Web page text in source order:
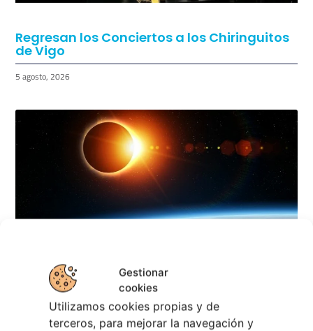
Gestionar
cookies
Utilizamos cookies propias y de
terceros, para mejorar la navegación y
Regresan los Conciertos a los Chiringuitos
de Vigo
5 agosto, 2026
Eclipse Solar 2026 en Vigo: el Gran Evento
Astronómico